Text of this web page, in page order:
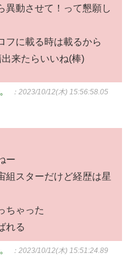
動させて！って懇願し
フに載る時は載るから
来たらいいね(棒)
：2023/10/12(木) 15:56:58.05
ー
組スターだけど経歴は星
ちゃった
れる
：2023/10/12(木) 15:51:24.89